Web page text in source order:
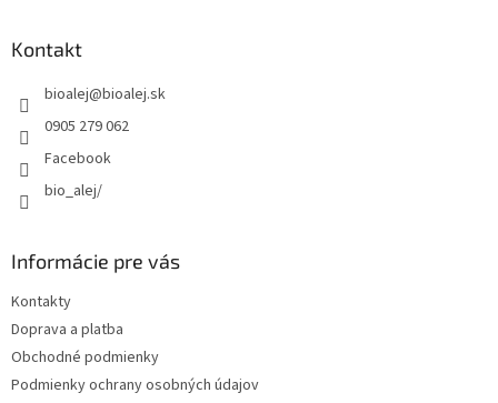
Kontakt
bioalej@bioalej.sk
0905 279 062
Facebook
bio_alej/
Informácie pre vás
Kontakty
Doprava a platba
Obchodné podmienky
Podmienky ochrany osobných údajov